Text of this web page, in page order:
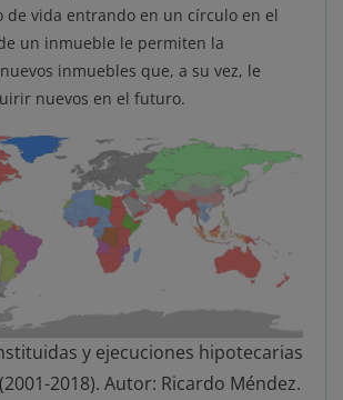
de vida entrando en un círculo en el
un inmueble le permiten la
inmuebles que, a su vez, le
nuevos en el futuro.
y ejecuciones hipotecarias
2018). Autor: Ricardo Méndez.